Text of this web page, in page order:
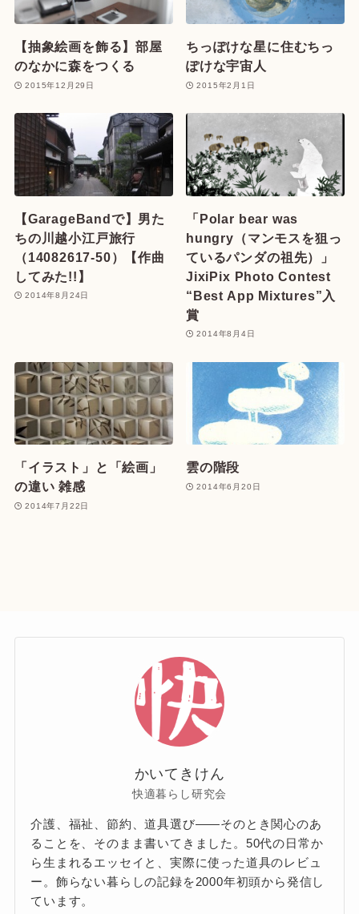
【抽象絵画を飾る】部屋
のなかに森をつくる
2015年12月29日
ちっぽけな星に住むちっ
ぽけな宇宙人
2015年2月1日
【GarageBandで】男た
ちの川越小江戸旅行
（14082617-50）【作曲
してみた!!】
2014年8月24日
「Polar bear was
hungry（マンモスを狙っ
ているパンダの祖先）」
JixiPix Photo Contest
“Best App Mixtures”入
賞
2014年8月4日
「イラスト」と「絵画」
の違い 雑感
2014年7月22日
雲の階段
2014年6月20日
かいてきけん
快適暮らし研究会
介護、福祉、節約、道具選び——そのとき関心のあ
ることを、そのまま書いてきました。50代の日常か
ら生まれるエッセイと、実際に使った道具のレビュ
ー。飾らない暮らしの記録を2000年初頭から発信し
ています。